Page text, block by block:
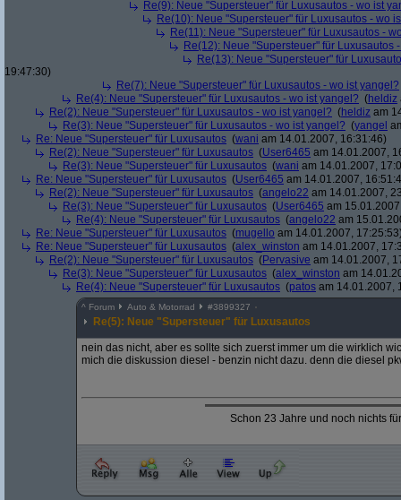
Re(9): Neue "Supersteuer" für Luxusautos - wo ist
Re(10): Neue "Supersteuer" für Luxusautos - wo
Re(11): Neue "Supersteuer" für Luxusautos -
Re(12): Neue "Supersteuer" für Luxusautos
Re(13): Neue "Supersteuer" für
19:47:30)
Re(7): Neue "Supersteuer" für Luxusautos - wo ist yangel?
Re(4): Neue "Supersteuer" für Luxusautos - wo ist yangel? (heldiz
Re(2): Neue "Supersteuer" für Luxusautos - wo ist yangel? (heldiz am
Re(3): Neue "Supersteuer" für Luxusautos - wo ist yangel? (yangel
Re: Neue "Supersteuer" für Luxusautos (wani am 14.01.2007, 16:31:46)
Re(2): Neue "Supersteuer" für Luxusautos (User6465 am 14.01.2007,
Re(3): Neue "Supersteuer" für Luxusautos (wani am 14.01.2007,
Re: Neue "Supersteuer" für Luxusautos (User6465 am 14.01.2007,
Re(2): Neue "Supersteuer" für Luxusautos (angelo22 am 14.01.2007,
Re(3): Neue "Supersteuer" für Luxusautos (User6465 am
Re(4): Neue "Supersteuer" für Luxusautos (angelo22 am
Re: Neue "Supersteuer" für Luxusautos (mugello am 14.01.2007,
Re: Neue "Supersteuer" für Luxusautos (alex_winston am 14.01.2007,
Re(2): Neue "Supersteuer" für Luxusautos (Pervasive am 14.01.2007,
Re(3): Neue "Supersteuer" für Luxusautos (alex_winston am
Re(4): Neue "Supersteuer" für Luxusautos (patos am 14.01.2007,
^ Forum Auto & Motorrad #3899327
Re(5): Neue "Supersteuer" für Luxusautos
nein das nicht, aber es sollte sich zuerst immer um die wirklich
mich die diskussion diesel - benzin nicht dazu. denn die diesel
Schon 23 Jahre und noch nichts